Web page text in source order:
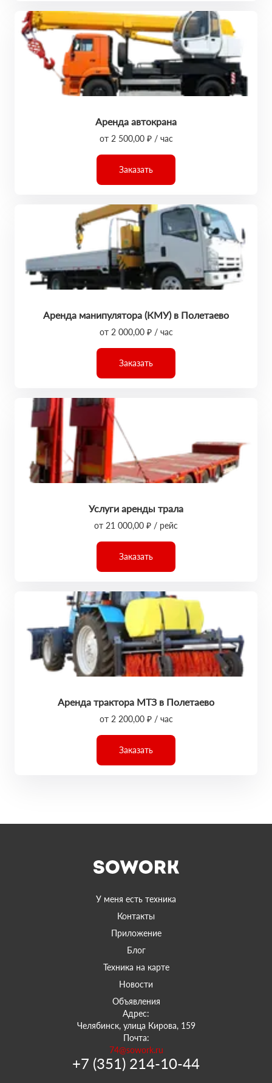
Аренда автокрана
от 2 500,00 ₽ / час
Заказать
Аренда манипулятора (КМУ) в Полетаево
от 2 000,00 ₽ / час
Заказать
Услуги аренды трала
от 21 000,00 ₽ / рейс
Заказать
Аренда трактора МТЗ в Полетаево
от 2 200,00 ₽ / час
Заказать
У меня есть техника
Контакты
Приложение
Блог
Техника на карте
Новости
Объявления
Адрес:
Челябинск, улица Кирова, 159
Почта:
74@sowork.ru
+7 (351) 214-10-44